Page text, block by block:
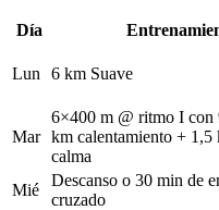
Día
Lun 6 km Suave
Mar
6×400 m @ ritmo I con
km calentamiento + 1,5
calma
Mié
Descanso o 30 min de
cruzado